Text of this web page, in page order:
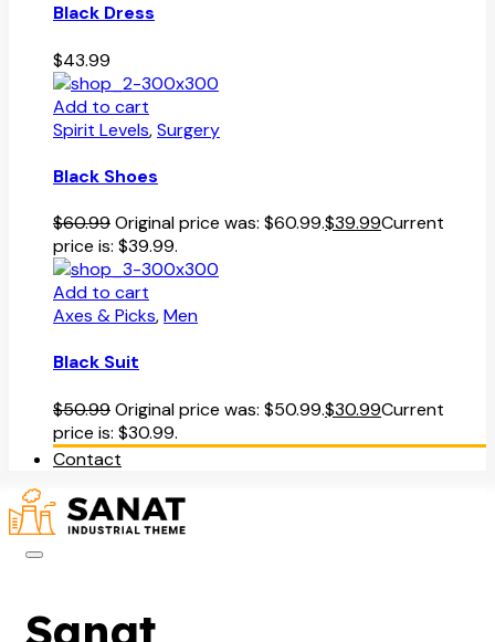
Black Dress
$43.99
Add to cart
Spirit Levels,Surgery
Black Shoes
$60.99Original price was: $60.99.$39.99Current
price is: $39.99.
Add to cart
Axes & Picks,Men
Black Suit
$50.99Original price was: $50.99.$30.99Current
price is: $30.99.
Contact